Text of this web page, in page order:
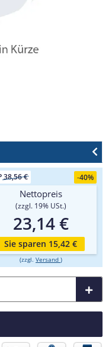
38,56 € -40%
Nettopreis
(zzgl. 19% USt.)
23,14 €
Sie sparen 15,42 €
(zzgl. Versand )